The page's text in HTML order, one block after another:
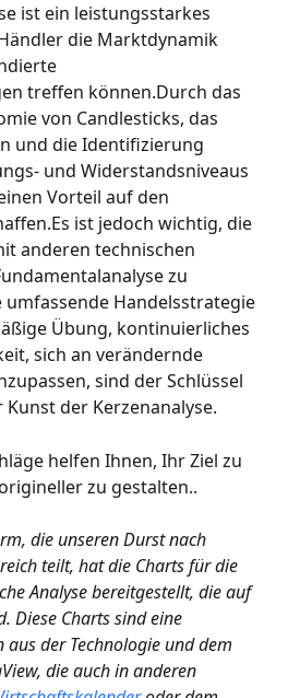
ist ein leistungsstarkes
die Marktdynamik
treffen können.Durch das
von Candlesticks, das
und die Identifizierung
und Widerstandsniveaus
Vorteil auf den
ist jedoch wichtig, die
anderen technischen
zu
Handelsstrategie
Übung, kontinuierliches
sich an verändernde
sind der Schlüssel
der Kerzenanalyse.
helfen Ihnen, Ihr Ziel zu
zu gestalten..
die unseren Durst nach
teilt, hat die Charts für die
Analyse bereitgestellt, die auf
Diese Charts sind eine
der Technologie und dem
die auch in anderen